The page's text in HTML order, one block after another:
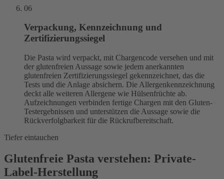
06
Verpackung, Kennzeichnung und
Zertifizierungssiegel
Die Pasta wird verpackt, mit Chargencode versehen und mit
der glutenfreien Aussage sowie jedem anerkannten
glutenfreien Zertifizierungssiegel gekennzeichnet, das die
Tests und die Anlage absichern. Die Allergenkennzeichnung
deckt alle weiteren Allergene wie Hülsenfrüchte ab.
Aufzeichnungen verbinden fertige Chargen mit den Gluten-
Testergebnissen und unterstützen die Aussage sowie die
Rückverfolgbarkeit für die Rückrufbereitschaft.
Tiefer eintauchen
Glutenfreie Pasta verstehen: Private-
Label-Herstellung